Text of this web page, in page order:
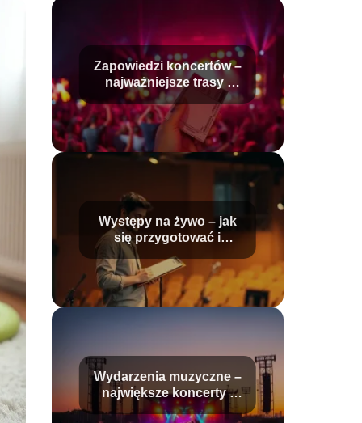
Zapowiedzi koncertów –
najważniejsze trasy i
wydarzenia
Występy na żywo – jak
się przygotować i
odnieść sukces?
Wydarzenia muzyczne –
największe koncerty i
festiwale